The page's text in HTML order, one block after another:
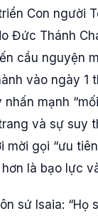
Con người
Đức Thánh
cầu nguyện
vào ngày 1
nhấn mạnh
và sự suy
mời gọi “ưu
là bạo lực
sứ Isaia: “Họ